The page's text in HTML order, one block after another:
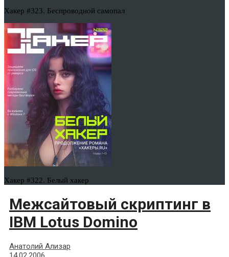
Хакер #323. Беспроводной самопал
Хакер #322. Белый хакер
Межсайтовый скриптинг в
IBM Lotus Domino
Анатолий Ализар